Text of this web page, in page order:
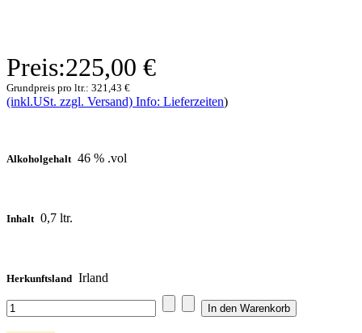
Preis:225,00 €
Grundpreis pro ltr.: 321,43 €
(inkl.USt. zzgl. Versand) Info: Lieferzeiten)
Alkoholgehalt 46 % .vol
Inhalt 0,7 ltr.
Herkunftsland Irland